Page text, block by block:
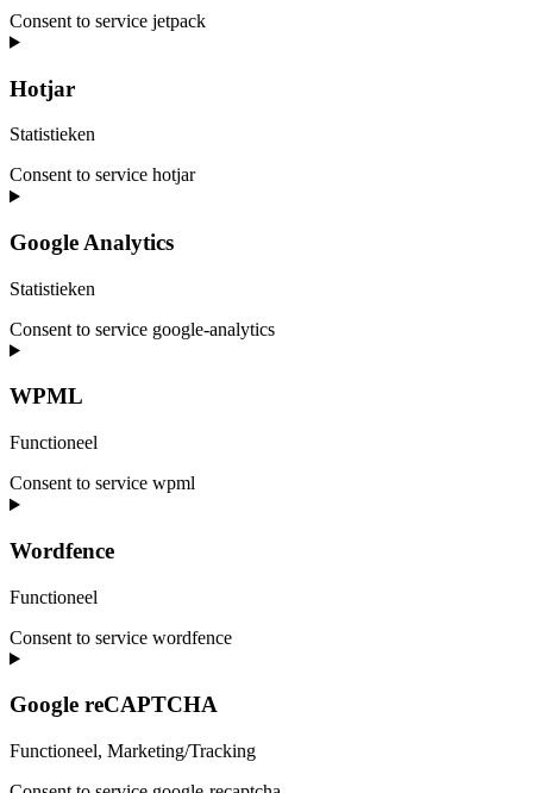
Consent to service jetpack
Hotjar
Statistieken
Consent to service hotjar
Google Analytics
Statistieken
Consent to service google-analytics
WPML
Functioneel
Consent to service wpml
Wordfence
Functioneel
Consent to service wordfence
Google reCAPTCHA
Functioneel, Marketing/Tracking